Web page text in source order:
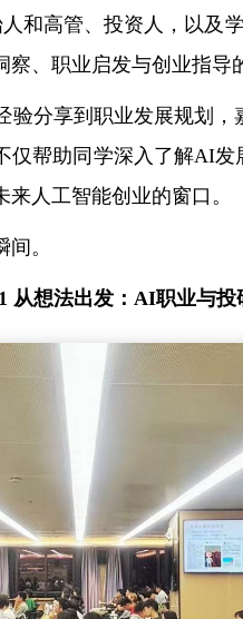
和高管、投资人，以及
、职业启发与创业指导
分享到职业发展规划
仅帮助同学深入了解AI
人工智能创业的窗口。
。
从想法出发：AI职业与投